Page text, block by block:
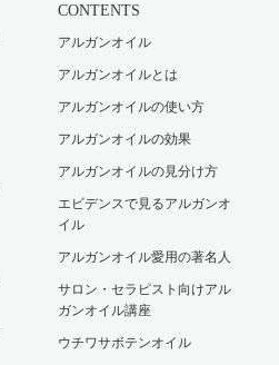
CONTENTS
アルガンオイル
アルガンオイルとは
アルガンオイルの使い方
アルガンオイルの効果
アルガンオイルの見分け方
エビデンスで見るアルガンオ
イル
アルガンオイル愛用の著名人
サロン・セラピスト向けアル
ガンオイル講座
ウチワサボテンオイル